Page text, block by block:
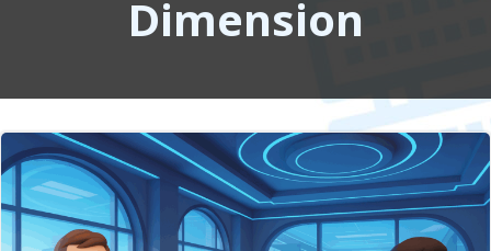
Dimension